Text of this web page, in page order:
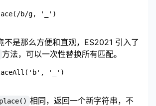
b/g, '_')
是那么方便和直观， ES2021 引入了
方法，可以一次性替换所有匹配。
'_')
相同，返回一个新字符串，不